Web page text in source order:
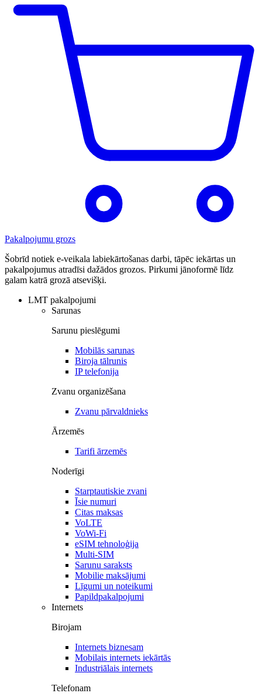
Pakalpojumu grozs
Šobrīd notiek e-veikala labiekārtošanas darbi, tāpēc iekārtas un
pakalpojumus atradīsi dažādos grozos. Pirkumi jānoformē līdz
galam katrā grozā atsevišķi.
LMT pakalpojumi
Sarunas
Sarunu pieslēgumi
Mobilās sarunas
Biroja tālrunis
IP telefonija
Zvanu organizēšana
Zvanu pārvaldnieks
Ārzemēs
Tarifi ārzemēs
Noderīgi
Starptautiskie zvani
Īsie numuri
Citas maksas
VoLTE
VoWi-Fi
eSIM tehnoloģija
Multi-SIM
Sarunu saraksts
Mobilie maksājumi
Līgumi un noteikumi
Papildpakalpojumi
Internets
Birojam
Internets biznesam
Mobilais internets iekārtās
Industriālais internets
Telefonam